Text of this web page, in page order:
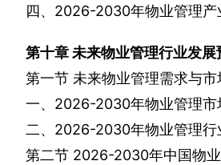
四、 2026-2030年物业管理产
第十章 未来物业管理行业发展
第一节 未来物业管理需求与市
一、 2026-2030年物业管理市
二、 2026-2030年物业管理行
第二节 2026-2030年中国物